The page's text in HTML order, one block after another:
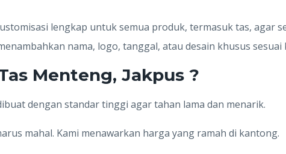
lengkap untuk semua produk, termasuk tas, agar
nama, logo, tanggal, atau desain khusus sesuai
Menteng, Jakpus ?
dengan standar tinggi agar tahan lama dan menarik.
mahal. Kami menawarkan harga yang ramah di kantong.